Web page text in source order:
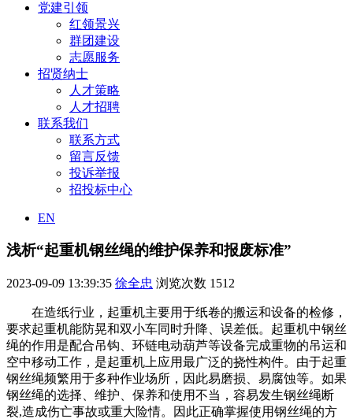
党建引领
红领景兴
群团建设
志愿服务
招贤纳士
人才策略
人才招聘
联系我们
联系方式
留言反馈
投诉举报
招投标中心
EN
浅析“起重机钢丝绳的维护保养和报废标准”
2023-09-09 13:39:35 徐全忠 浏览次数 1512
在造纸行业，起重机主要用于纸卷的搬运和设备的检修，
要求起重机能防晃和双小车同时升降、误差低。起重机中钢丝
绳的作用是配合吊钩、环链电动葫芦等设备完成重物的吊运和
空中移动工作，是起重机上应用最广泛的挠性构件。由于起重
钢丝绳频繁用于多种作业场所，因此易磨损、易腐蚀等。如果
钢丝绳的选择、维护、保养和使用不当，容易发生钢丝绳断
裂,造成伤亡事故或重大险情。因此正确掌握使用钢丝绳的方